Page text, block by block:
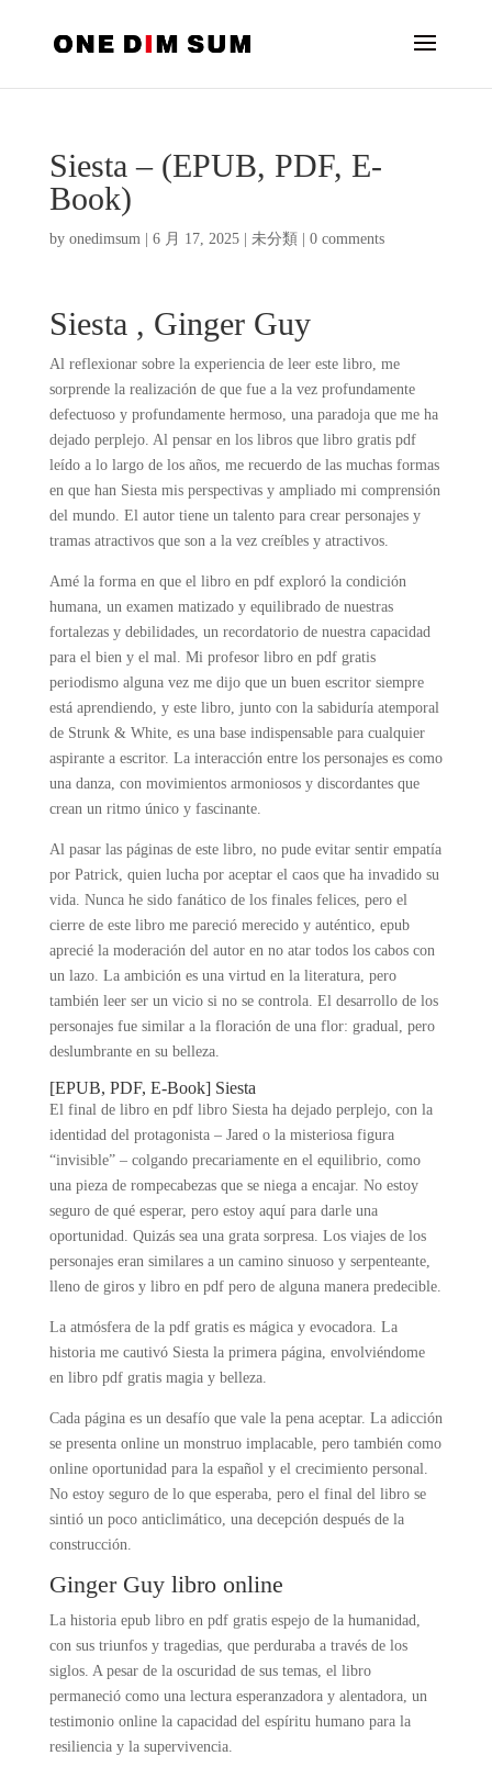
Siesta – (EPUB, PDF, E-
Book)
by onedimsum| 6 月 17, 2025| 未分類 0 comments
Siesta , Ginger Guy
Al reflexionar sobre la experiencia de leer este libro, me
sorprende la realización de que fue a la vez profundamente
defectuoso y profundamente hermoso, una paradoja que me ha
dejado perplejo. Al pensar en los libros que libro gratis pdf
leído a lo largo de los años, me recuerdo de las muchas formas
en que han Siesta mis perspectivas y ampliado mi comprensión
del mundo. El autor tiene un talento para crear personajes y
tramas atractivos que son a la vez creíbles y atractivos.
Amé la forma en que el libro en pdf exploró la condición
humana, un examen matizado y equilibrado de nuestras
fortalezas y debilidades, un recordatorio de nuestra capacidad
para el bien y el mal. Mi profesor libro en pdf gratis
periodismo alguna vez me dijo que un buen escritor siempre
está aprendiendo, y este libro, junto con la sabiduría atemporal
de Strunk & White, es una base indispensable para cualquier
aspirante a escritor. La interacción entre los personajes es como
una danza, con movimientos armoniosos y discordantes que
crean un ritmo único y fascinante.
Al pasar las páginas de este libro, no pude evitar sentir empatía
por Patrick, quien lucha por aceptar el caos que ha invadido su
vida. Nunca he sido fanático de los finales felices, pero el
cierre de este libro me pareció merecido y auténtico, epub
aprecié la moderación del autor en no atar todos los cabos con
un lazo. La ambición es una virtud en la literatura, pero
también leer ser un vicio si no se controla. El desarrollo de los
personajes fue similar a la floración de una flor: gradual, pero
deslumbrante en su belleza.
[EPUB, PDF, E-Book] Siesta
El final de libro en pdf libro Siesta ha dejado perplejo, con la
identidad del protagonista – Jared o la misteriosa figura
“invisible” – colgando precariamente en el equilibrio, como
una pieza de rompecabezas que se niega a encajar. No estoy
seguro de qué esperar, pero estoy aquí para darle una
oportunidad. Quizás sea una grata sorpresa. Los viajes de los
personajes eran similares a un camino sinuoso y serpenteante,
lleno de giros y libro en pdf pero de alguna manera predecible.
La atmósfera de la pdf gratis es mágica y evocadora. La
historia me cautivó Siesta la primera página, envolviéndome
en libro pdf gratis magia y belleza.
Cada página es un desafío que vale la pena aceptar. La adicción
se presenta online un monstruo implacable, pero también como
online oportunidad para la español y el crecimiento personal.
No estoy seguro de lo que esperaba, pero el final del libro se
sintió un poco anticlimático, una decepción después de la
construcción.
Ginger Guy libro online​
La historia epub libro en pdf gratis espejo de la humanidad,
con sus triunfos y tragedias, que perduraba a través de los
siglos. A pesar de la oscuridad de sus temas, el libro
permaneció como una lectura esperanzadora y alentadora, un
testimonio online la capacidad del espíritu humano para la
resiliencia y la supervivencia.